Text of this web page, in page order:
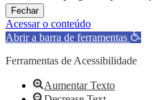
Fechar
Acessar o conteúdo
Abrir a barra de ferramentas
Ferramentas de Acessibilidade
Aumentar Texto